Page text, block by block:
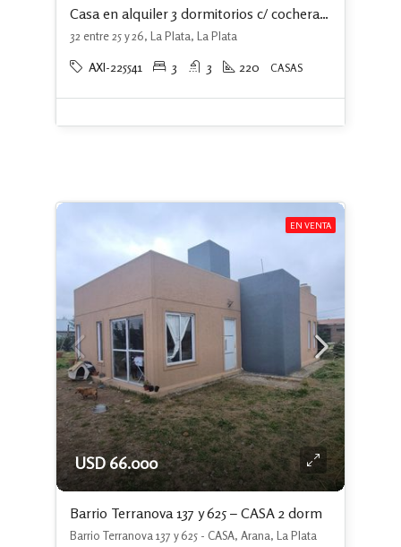
Casa en alquiler 3 dormitorios c/ cochera en La Plata
32 entre 25 y 26, La Plata, La Plata
AXI-225541 3 3 220 CASAS
EN VENTA
USD 66.000
Barrio Terranova 137 y 625 – CASA 2 dorm
Barrio Terranova 137 y 625 - CASA, Arana, La Plata